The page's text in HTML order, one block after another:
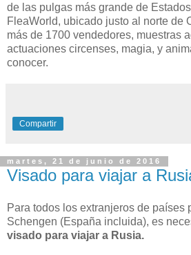
de las pulgas más grande de
FleaWorld, ubicado justo al norte de
más de 1700 vendedores, muestras
actuaciones circenses, magia, y
conocer.
Compartir
martes, 21 de junio de 2016
Visado para viajar a
Para todos los extranjeros de países
Schengen (España incluida), es
visado para viajar a Rusia.